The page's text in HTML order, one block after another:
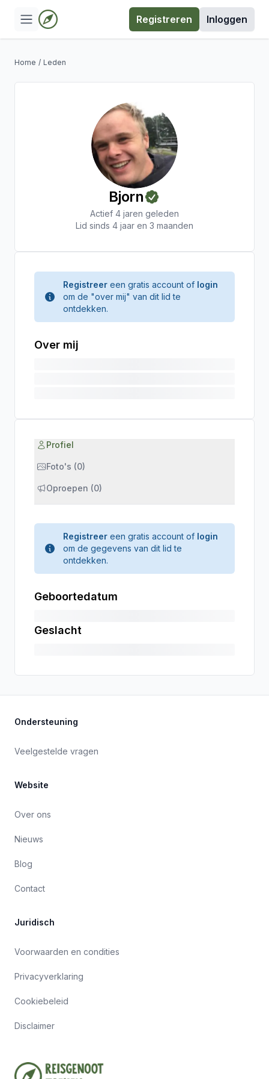
Registreren Inloggen
Home / Leden
Bjorn
Actief 4 jaren geleden
Lid sinds 4 jaar en 3 maanden
Registreer een gratis account of login
om de "over mij" van dit lid te
ontdekken.
Over mij
Profiel
Foto's (0)
Oproepen (0)
Registreer een gratis account of login
om de gegevens van dit lid te
ontdekken.
Geboortedatum
Geslacht
Ondersteuning
Veelgestelde vragen
Website
Over ons
Nieuws
Blog
Contact
Juridisch
Voorwaarden en condities
Privacyverklaring
Cookiebeleid
Disclaimer